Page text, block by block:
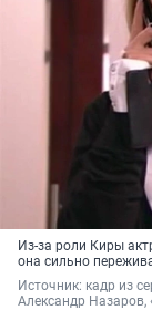
Из-за роли Киры
она сильно
Источник: кадр из
Александр Назаров,